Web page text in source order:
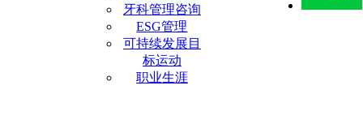
牙科管理咨询
ESG管理
可持续发展目
标运动
职业生涯